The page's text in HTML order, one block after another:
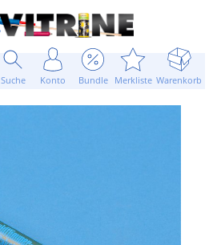
Suche Konto Bundle Merkliste Warenkorb